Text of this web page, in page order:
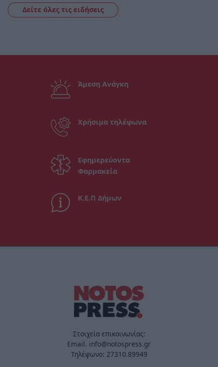
Δείτε όλες τις ειδήσεις
Άμεση Ανάγκη
Χρήσιμα τηλέφωνα
Εφημερεύοντα
Φαρμακεία
Κ.Ε.Π Δήμων
Στοιχεία επικοινωνίας:
Email. info@notospress.gr
Τηλέφωνο: 27310.89949